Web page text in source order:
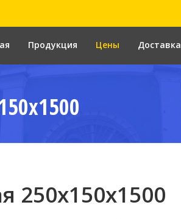
Продукция Цены Доставка
250x150x1500